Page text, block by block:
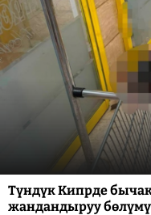
Түндүк Кипрде
жандандыруу